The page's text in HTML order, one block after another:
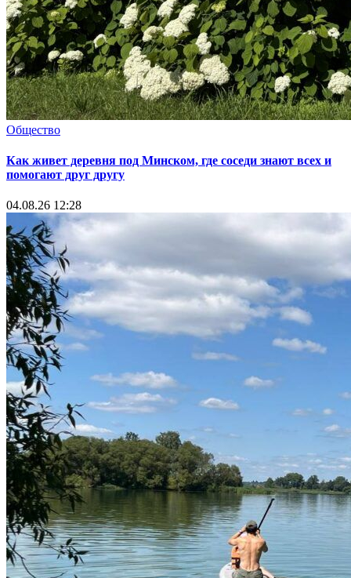
Общество
Как живет деревня под Минском, где соседи знают всех и
помогают друг другу
04.08.26 12:28